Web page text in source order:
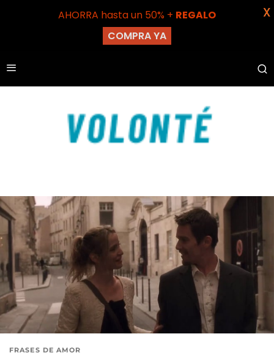
FRASES DE AMOR
AHORRA hasta un 50% + REGALO
COMPRA YA
X